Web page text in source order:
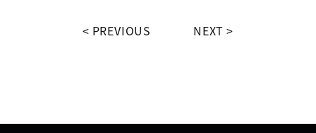
PREVIOUS NEXT